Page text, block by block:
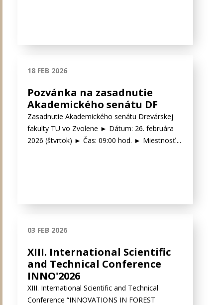
18 FEB 2026
Pozvánka na zasadnutie
Akademického senátu DF
Zasadnutie Akademického senátu Drevárskej
fakulty TU vo Zvolene ► Dátum: 26. februára
2026 (štvrtok) ► Čas: 09:00 hod. ► Miestnosť:...
03 FEB 2026
XIII. International Scientific
and Technical Conference
INNO'2026
XIII. International Scientific and Technical
Conference “INNOVATIONS IN FOREST